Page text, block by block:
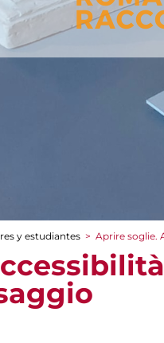
y estudiantes > Aprire soglie.